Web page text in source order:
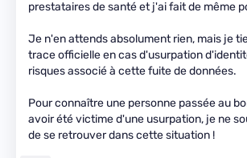
prestataires de santé et j'ai fait de même
Je n'en attends absolument rien, mais je
trace officielle en cas d'usurpation
risques associé à cette fuite de données.
Pour connaître une personne passée au
avoir été victime d'une usurpation, je ne
de se retrouver dans cette situation !